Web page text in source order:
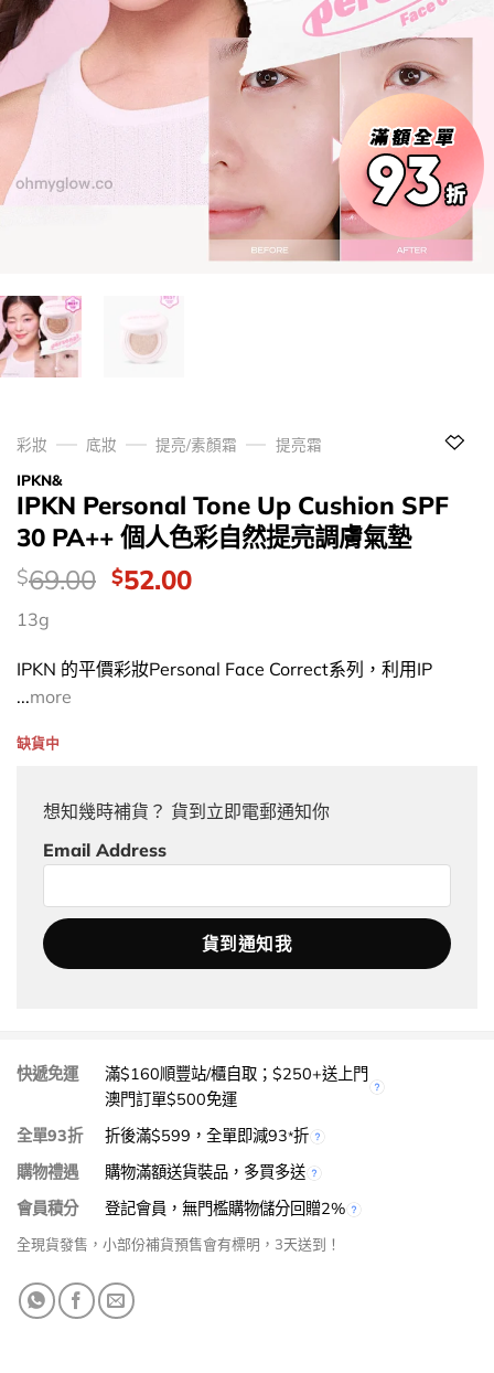
彩妝 底妝 提亮/素顏霜
提亮霜
IPKN&
IPKN Personal Tone Up Cushion SPF
30 PA++ 個人色彩自然提亮調膚氣墊
價
錢：
$69.00 Original
$69.00.
$52.00Current
$52.00.
13g
IPKN 的平價彩妝Personal Face Correct系列，利用IP
...more
缺貨中
想知幾時補貨？ 貨到立即電郵通知你
Email Address
快遞免運
滿$160順豐站/櫃自取；$250+送上門
澳門訂單$500免運
全單93折
折後滿$599，全單即減93*折
購物禮遇
購物滿額送貨裝品，多買多送
會員積分
登記會員，無門檻購物儲分回贈2%
全現貨發售，小部份補貨預售會有標明，3天送到！